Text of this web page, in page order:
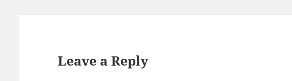
Leave a Reply